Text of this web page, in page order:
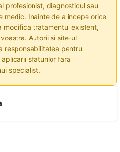
profesionist, diagnosticul sau
medic. Inainte de a incepe orice
modifica tratamentul existent,
Autorii si site-ul
responsabilitatea pentru
sfaturilor fara
specialist.